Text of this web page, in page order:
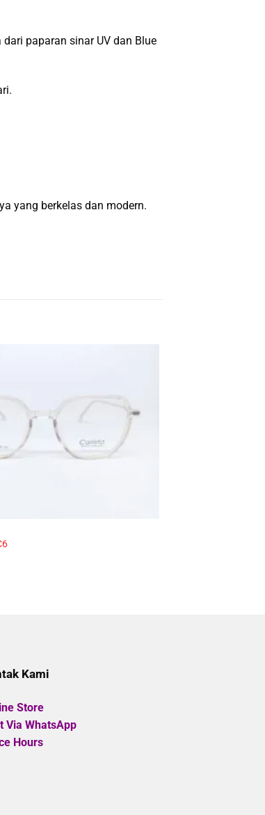
paparan sinar UV dan Blue
yang berkelas dan modern.
Kami
Store
Via WhatsApp
Hours